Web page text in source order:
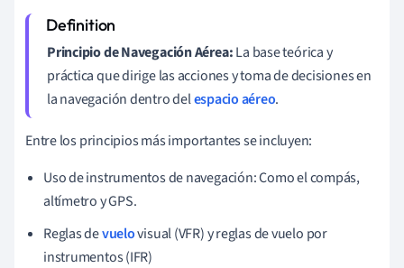
Principio de Navegación Aérea:La base teórica y
práctica que dirige las acciones y toma de decisiones en
la navegación dentro delespacio aéreo.
Entre los principios más importantes se incluyen:
Uso de instrumentos de navegación: Como el compás,
altímetro y GPS.
Reglas devuelovisual (VFR) y reglas de vuelo por
instrumentos (IFR)